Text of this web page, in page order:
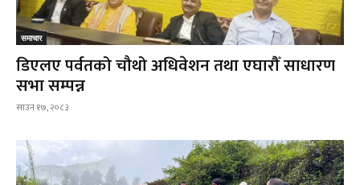
समाचार
डिएलए पर्वतको चौथो अधिवेशन तथा एघारौँ साधारण
सभा सम्पन्न
साउन १७, २०८३